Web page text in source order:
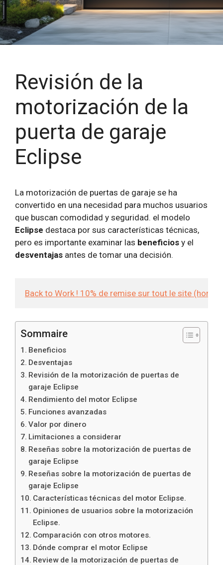
Revisión de la
motorización de la
puerta de garaje
Eclipse
La motorización de puertas de garaje se ha
convertido en una necesidad para muchos usuarios
que buscan comodidad y seguridad. el modelo
Eclipse destaca por sus características técnicas,
pero es importante examinar las beneficios y el
desventajas antes de tomar una decisión.
Back to Work ! 10% de remise sur tout le site (hors
Sommaire
Beneficios
Desventajas
Revisión de la motorización de puertas de
garaje Eclipse
Rendimiento del motor Eclipse
Funciones avanzadas
Valor por dinero
Limitaciones a considerar
Reseñas sobre la motorización de puertas de
garaje Eclipse
Reseñas sobre la motorización de puertas de
garaje Eclipse
Características técnicas del motor Eclipse.
Opiniones de usuarios sobre la motorización
Eclipse.
Comparación con otros motores.
Dónde comprar el motor Eclipse
Review de la motorización de puertas de